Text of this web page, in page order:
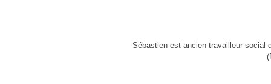
Sébastien est ancien travailleur social